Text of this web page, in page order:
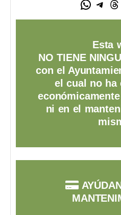
Esta
NO TIENE
con el
el cual no ha
ni en el